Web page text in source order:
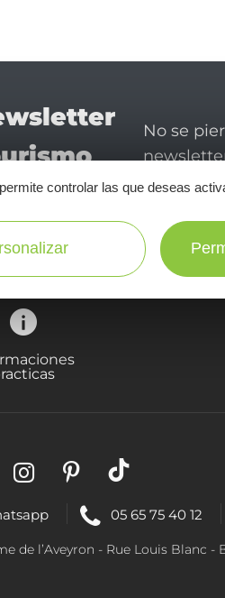
Aveyron
No se
disfrutar
NEWSLETTER AQUÍ!
05 65 75 40 12
de l’Aveyron - Rue Louis Blanc -
controlar las que deseas